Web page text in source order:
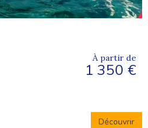
À partir de
1 350 €
Découvrir